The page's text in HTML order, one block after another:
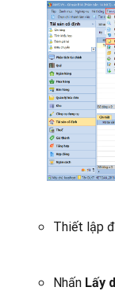
Thiết lập
Nhấn Lấy